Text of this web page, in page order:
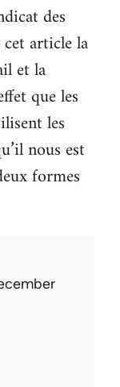
des
article la
et la
que les
les
nous est
formes